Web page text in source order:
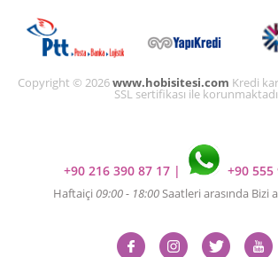
Copyright © 2026www.hobisitesi.com Kredi
SSL sertifikası ile
+90 216 390 87 17 | +90 555
Haftaiçi 09:00 - 18:00Saatleri arasında Bizi